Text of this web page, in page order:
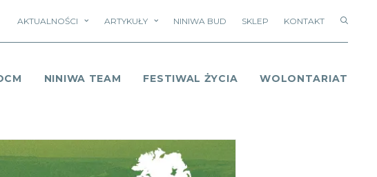
AKTUALNOŚCI ARTYKUŁY NINIWA BUD SKLEP KONTAKT
NINIWA TEAM FESTIWAL ŻYCIA WOLONTARIAT